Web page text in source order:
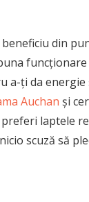
din
a-ți da
Auchan și
laptele
scuză să